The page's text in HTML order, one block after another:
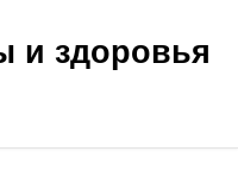
и здоровья